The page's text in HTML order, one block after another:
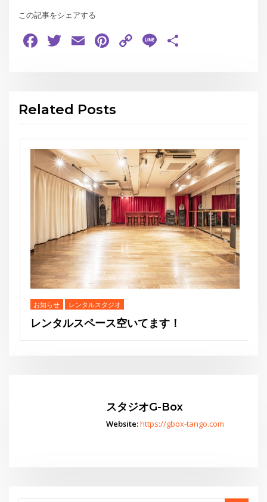
この記事をシェアする
Facebook
Twitter
EmailPinterest
Copy
Line
Related Posts
タルスタジオ
ペース空いてます！
お知らせ
THE
スタジオG-Box